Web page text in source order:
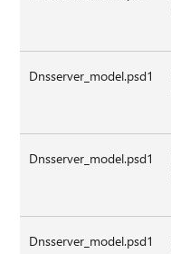
Dnsserver_model.psd1
Dnsserver_model.psd1
Dnsserver_model.psd1